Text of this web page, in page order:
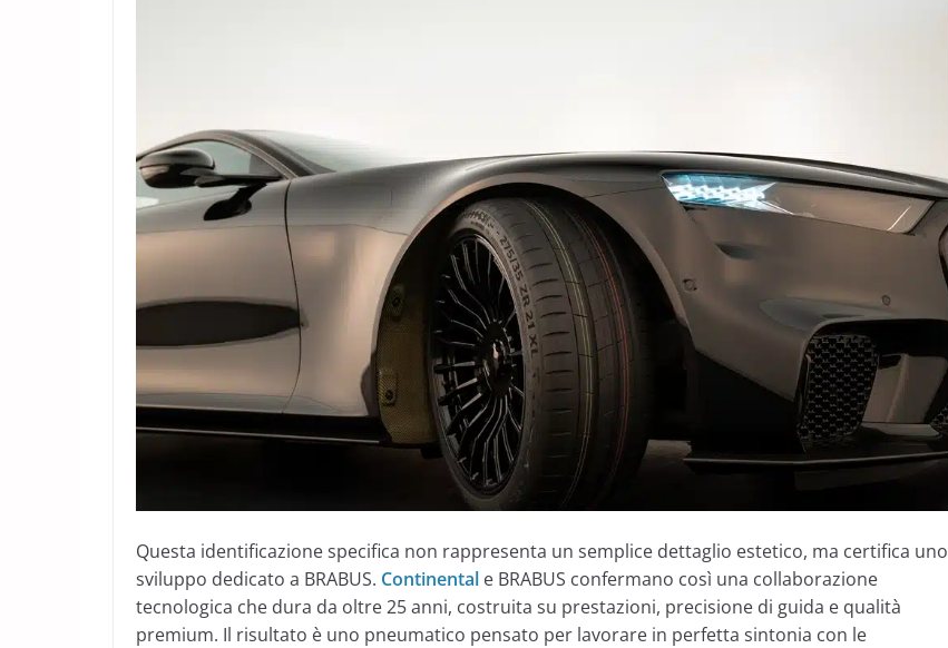
Questa identificazione specifica non rappresenta un semplice dettaglio estetico, ma certifica uno
sviluppo dedicato a BRABUS. Continental e BRABUS confermano così una collaborazione
tecnologica che dura da oltre 25 anni, costruita su prestazioni, precisione di guida e qualità
premium. Il risultato è uno pneumatico pensato per lavorare in perfetta sintonia con le